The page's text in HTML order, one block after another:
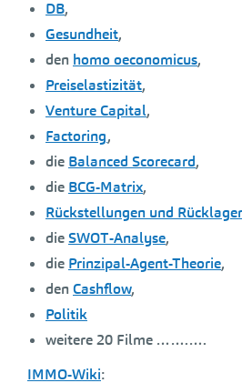
DB,
Gesundheit,
den homo oeconomicus,
Preiselastizität,
Venture Capital,
Factoring,
die Balanced Scorecard,
die BCG-Matrix,
Rückstellungen und
dieSWOT-Analyse,
die Prinzipal-Agent-Theorie,
den Cashflow,
Politik
weitere 20 Filme …….….
IMMO-Wiki: